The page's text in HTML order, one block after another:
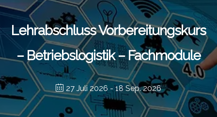
Lehrabschluss Vorbereitungskurs
– Betriebslogistik – Fachmodule
27 Juli 2026 - 18 Sep. 2026